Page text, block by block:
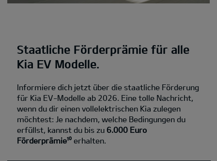
Staatliche Förderprämie für alle
Kia EV Modelle.
Informiere dich jetzt über die staatliche Förderung
für Kia EV-Modelle ab 2026. Eine tolle Nachricht,
wenn du dir einen vollelektrischen Kia zulegen
möchtest: Je nachdem, welche Bedingungen du
erfüllst, kannst du bis zu 6.000 Euro
Förderprämie¹⁰ erhalten.